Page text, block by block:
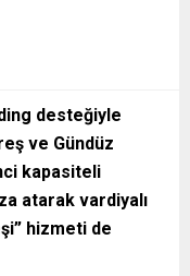
desteğiyle
ve Gündüz
kapasiteli
atarak vardiyalı
hizmeti de